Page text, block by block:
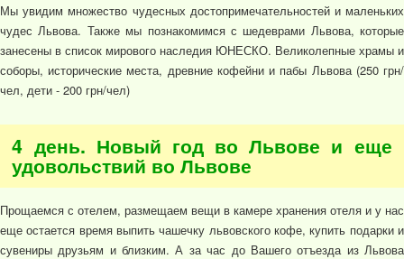
Мы увидим множество чудесных достопримечательностей и маленьких
чудес Львова. Также мы познакомимся с шедеврами Львова, которые
занесены в список мирового наследия ЮНЕСКО. Великолепные храмы и
соборы, исторические места, древние кофейни и пабы Львова (250 грн/
чел, дети - 200 грн/чел)
4 день. Новый год во Львове и еще
удовольствий во Львове
Прощаемся с отелем, размещаем вещи в камере хранения отеля и у нас
еще остается время выпить чашечку львовского кофе, купить подарки и
сувениры друзьям и близким. А за час до Вашего отъезда из Львова